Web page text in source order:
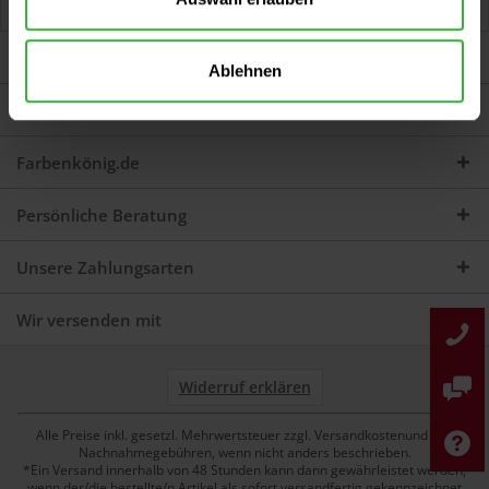
Ablehnen
Jetzt Bewertungen zum Artikel lesen...mehr
Service
Farbenkönig.de
Persönliche Beratung
Unsere Zahlungsarten
Wir versenden mit
Widerruf erklären
Alle Preise inkl. gesetzl. Mehrwertsteuer zzgl. Versandkostenund ggf.
Nachnahmegebühren, wenn nicht anders beschrieben.
*Ein Versand innerhalb von 48 Stunden kann dann gewährleistet werden,